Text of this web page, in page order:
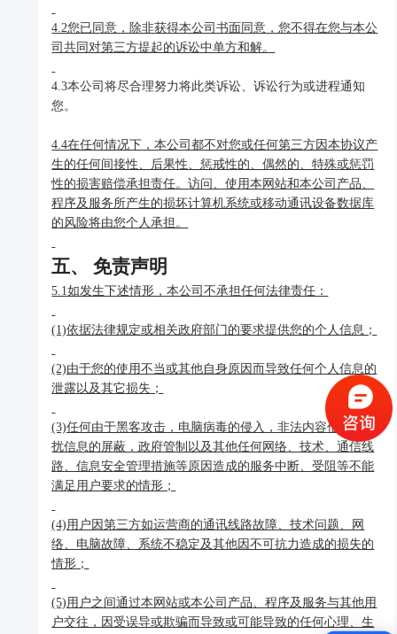
4.2您已同意，除非获得本公司书面同意，您不得在您与本公
司共同对第三方提起的诉讼中单方和解。
4.3本公司将尽合理努力将此类诉讼、诉讼行为或进程通知
您。
4.4在任何情况下，本公司都不对您或任何第三方因本协议产
生的任何间接性、后果性、惩戒性的、偶然的、特殊或惩罚
性的损害赔偿承担责任。访问、使用本网站和本公司产品、
程序及服务所产生的损坏计算机系统或移动通讯设备数据库
的风险将由您个人承担。
五、 免责声明
5.1如发生下述情形，本公司不承担任何法律责任：
(1)依据法律规定或相关政府部门的要求提供您的个人信息；
(2)由于您的使用不当或其他自身原因而导致任何个人信息的
泄露以及其它损失；
(3)任何由于黑客攻击，电脑病毒的侵入，非法内容信息、骚
扰信息的屏蔽，政府管制以及其他任何网络、技术、通信线
路、信息安全管理措施等原因造成的服务中断、受阻等不能
满足用户要求的情形；
(4)用户因第三方如运营商的通讯线路故障、技术问题、网
络、电脑故障、系统不稳定及其他因不可抗力造成的损失的
情形；
(5)用户之间通过本网站或本公司产品、程序及服务与其他用
户交往，因受误导或欺骗而导致或可能导致的任何心理、生
验证码登录 密码登录
获取验证码
还没有账号？立即注册